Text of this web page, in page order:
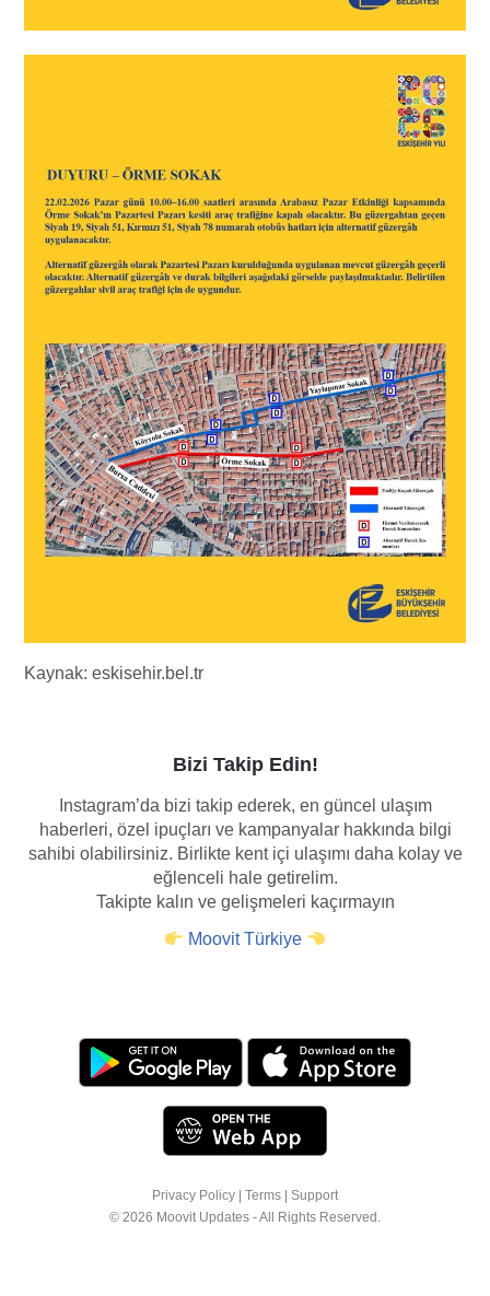
Kaynak: eskisehir.bel.tr
Bizi Takip Edin!
Instagram’da bizi takip ederek, en güncel ulaşım
haberleri, özel ipuçları ve kampanyalar hakkında bilgi
sahibi olabilirsiniz. Birlikte kent içi ulaşımı daha kolay ve
eğlenceli hale getirelim.
Takipte kalın ve gelişmeleri kaçırmayın
Moovit Türkiye
Privacy Policy Terms
Support
© 2026 Moovit Updates - All Rights Reserved.
çerezleri kullanıyoruz. Daha fazla bilgi için
sayfasına bakın veya ayarlarınızı nasıl